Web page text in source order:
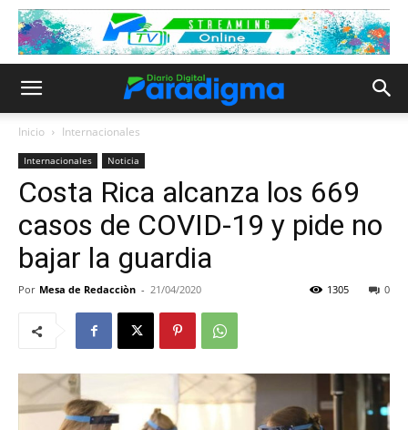
Inicio Internacionales
Internacionales Noticia
Costa Rica alcanza los 669
casos de COVID-19 y pide no
bajar la guardia
Por Mesa de Redacciòn - 21/04/2020 0
1305